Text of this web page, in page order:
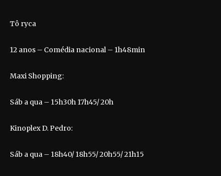
Tô ryca
12 anos – Comédia nacional – 1h48min
Maxi Shopping:
Sáb a qua – 15h30h 17h45/ 20h
Kinoplex D. Pedro:
Sáb a qua – 18h40/ 18h55/ 20h55/ 21h15